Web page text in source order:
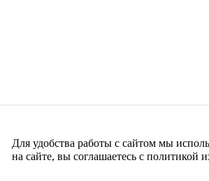
Для удобства работы с сайтом мы
на сайте, вы соглашаетесь с политикой